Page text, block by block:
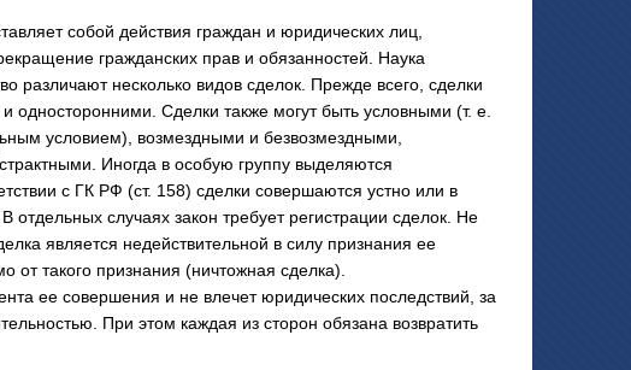
собой действия граждан и юридических лиц,
гражданских прав и обязанностей. Наука
различают несколько видов сделок. Прежде всего, сделки
односторонними. Сделки также могут быть условными (т. е.
условием), возмездными и безвозмездными,
Иногда в особую группу выделяются
с ГК РФ (ст. 158) сделки совершаются устно или в
случаях закон требует регистрации сделок. Не
является недействительной в силу признания ее
от такого признания (ничтожная сделка).
ее совершения и не влечет юридических последствий, за
При этом каждая из сторон обязана возвратить